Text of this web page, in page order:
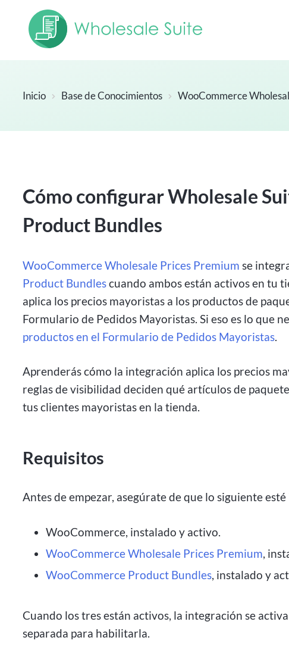
Inicio Base de Conocimientos WooCommerce
Cómo configurar Wholesale
Product Bundles
WooCommerce Wholesale Prices Premium se
Product Bundlescuando ambos están activos en tu
aplica los precios mayoristas a los productos de
Formulario de Pedidos Mayoristas. Si eso es lo que
productos en el Formulario de Pedidos Mayoristas.
Aprenderás cómo la integración aplica los precios
reglas de visibilidad deciden qué artículos de
tus clientes mayoristas en la tienda.
Requisitos
Antes de empezar, asegúrate de que lo siguiente
WooCommerce, instalado y activo.
WooCommerce Wholesale Prices Premium,
WooCommerce Product Bundles, instalado y
Cuando los tres están activos, la integración se
separada para habilitarla.